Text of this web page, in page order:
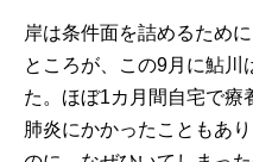
岸は条件面を詰めるため
ところが、この9月に鮎川
た。ほぼ1カ月間自宅で療
肺炎にかかったこともあ